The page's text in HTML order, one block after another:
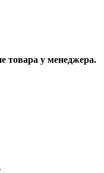
товара у менеджера.